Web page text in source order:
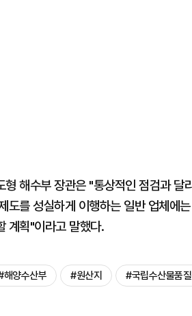
형 해수부 장관은 "통상적인 점검과 달
도를 성실하게 이행하는 일반 업체에
계획"이라고 말했다.
해양수산부 #원산지 #국립수산물품